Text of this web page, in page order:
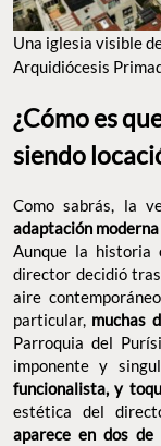
Una iglesia visible
Arquidiócesis
¿Cómo es
siendo
Como sabrás, la
adaptación
Aunque la historia
director decidió
aire
particular, muchas
Parroquia del
imponente y
funcionalista, y
estética del
aparece en dos